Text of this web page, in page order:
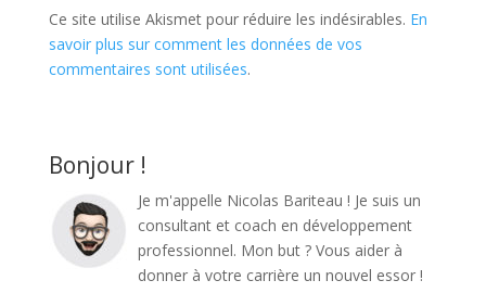
Ce site utilise Akismet pour réduire les indésirables. En
savoir plus sur comment les données de vos
commentaires sont utilisées.
Bonjour !
Je m'appelle Nicolas Bariteau ! Je suis un
consultant et coach en développement
professionnel. Mon but ? Vous aider à
donner à votre carrière un nouvel essor !